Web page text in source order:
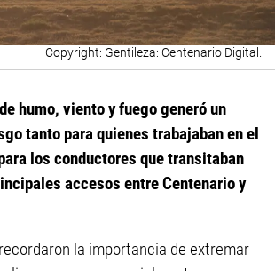
Gentileza: Centenario Digital.
humo, viento y fuego generó un
tanto para quienes trabajaban en el
los conductores que transitaban
accesos entre Centenario y
la importancia de extremar